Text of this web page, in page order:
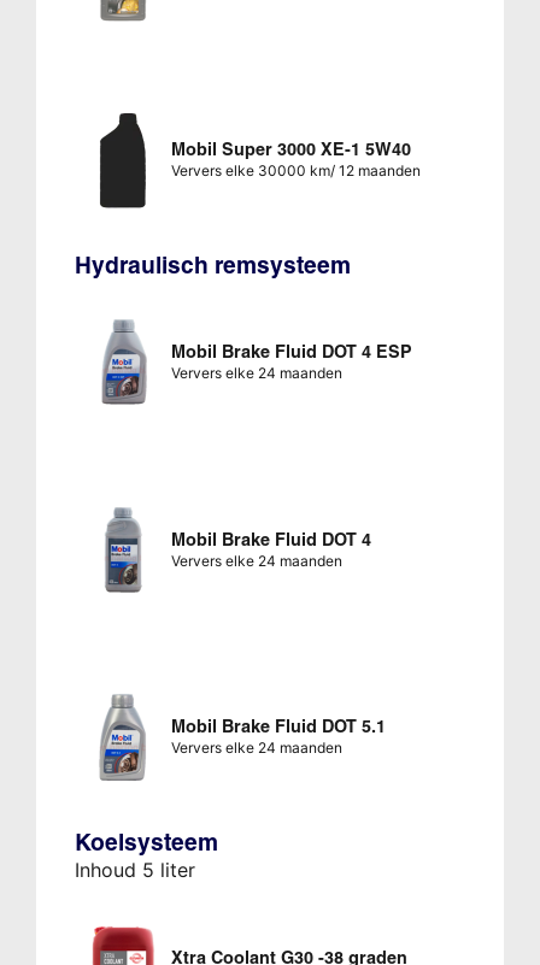
Mobil Super 3000 XE-1 5W40
Ververs elke 30000 km/ 12 maanden
Hydraulisch remsysteem
Mobil Brake Fluid DOT 4 ESP
Ververs elke 24 maanden
Mobil Brake Fluid DOT 4
Ververs elke 24 maanden
Mobil Brake Fluid DOT 5.1
Ververs elke 24 maanden
Koelsysteem
Inhoud 5 liter
Xtra Coolant G30 -38 graden